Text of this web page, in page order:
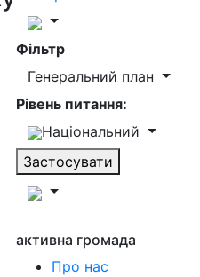
Фільтр
Генеральний план
Рівень питання:
Національний
Застосувати
активна громада
Про нас